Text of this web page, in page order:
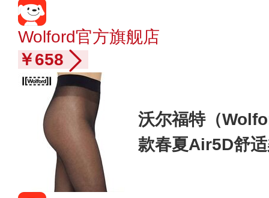
Wolford官方旗舰店
￥658
沃尔福特（
款春夏Air5D舒